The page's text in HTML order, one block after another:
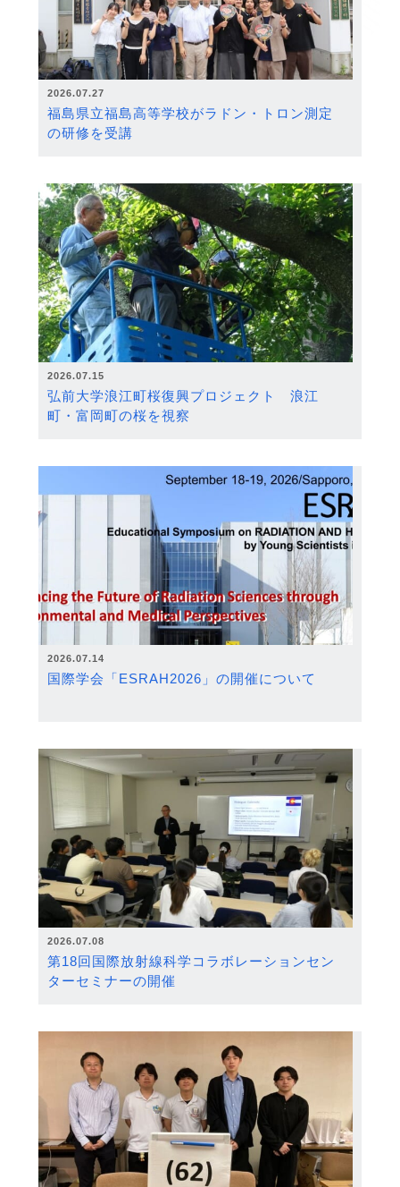
2026.07.27
福島県立福島高等学校がラドン・トロン測定
の研修を受講
2026.07.15
弘前大学浪江町桜復興プロジェクト 浪江
町・富岡町の桜を視察
2026.07.14
国際学会「ESRAH2026」の開催について
2026.07.08
第18回国際放射線科学コラボレーションセン
ターセミナーの開催